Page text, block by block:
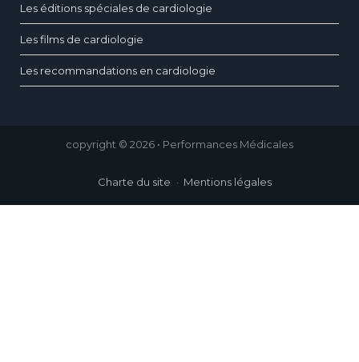
Les éditions spéciales de cardiologie
Les films de cardiologie
Les recommandations en cardiologie
copyright © 2026 • Performances Médicales
Charte du site Mentions légales